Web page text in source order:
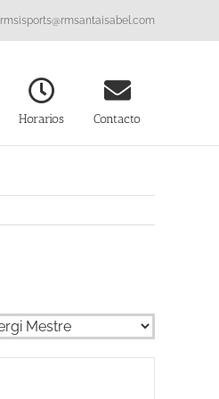
rmsisports@rmsantaisabel.com
Horarios Contacto